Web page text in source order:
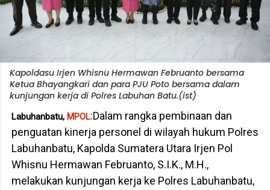
Kapoldasu Irjen Whisnu Hermawan Februanto bersama
Ketua Bhayangkari dan para PJU Poto bersama dalam
kunjungan kerja di Polres Labuhan Batu.(ist)
Labuhanbatu, MPOL:Dalam rangka pembinaan dan
penguatan kinerja personel di wilayah hukum Polres
Labuhanbatu, Kapolda Sumatera Utara Irjen Pol
Whisnu Hermawan Februanto, S.I.K., M.H.,
melakukan kunjungan kerja ke Polres Labuhanbatu,